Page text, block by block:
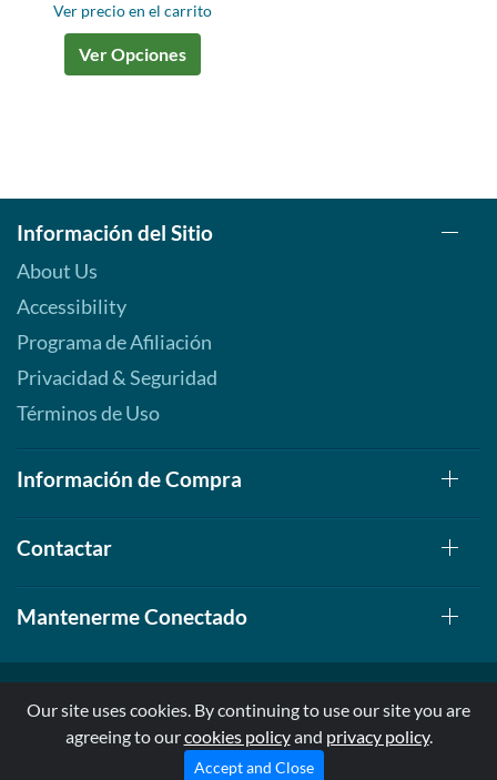
Ver precio en el carrito
Ver Opciones
Información del Sitio
About Us
Accessibility
Programa de Afiliación
Privacidad & Seguridad
Términos de Uso
Información de Compra
Contactar
Mantenerme Conectado
© 1999-2026, AllStarHealth.com | All Rights Reserved
* Estas declaraciones no han sido evaluadas por la FDA
Our site uses cookies. By continuing to use our site you are
agreeing to ourcookies policyand privacy policy.
Accept and Close